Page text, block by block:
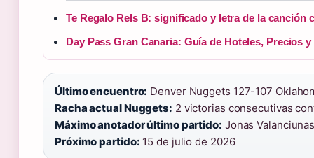
Te Regalo Rels B: significado y letra de la canción
Day Pass Gran Canaria: Guía de Hoteles, Precios
Último encuentro: Denver Nuggets 127-107
Racha actual Nuggets: 2 victorias consecutivas
Máximo anotador último partido: Jonas
Próximo partido: 15 de julio de 2026